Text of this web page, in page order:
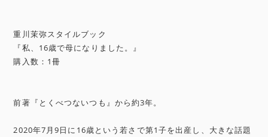
重川茉弥スタイルブック
『私、16歳で母になりました。』
購入数：1冊
前著『とくべつないつも』から約3年。
2020年7月9日に16歳という若さで第1子を出産し、大きな話題